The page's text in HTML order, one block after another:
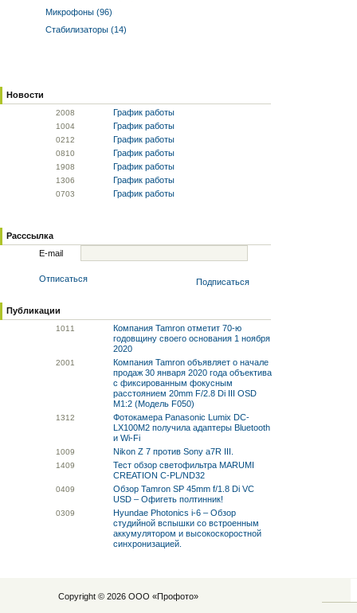
Микрофоны (96)
Стабилизаторы (14)
Новости
2008 График работы
1004 График работы
0212 График работы
0810 График работы
1908 График работы
1306 График работы
0703 График работы
Расссылка
E-mail
Отписаться Подписаться
Публикации
1011
Компания Tamron отметит 70-ю
годовщину своего основания 1 ноября
2020
2001
Компания Tamron объявляет о начале
продаж 30 января 2020 года объектива
с фиксированным фокусным
расстоянием 20mm F/2.8 Di III OSD
M1:2 (Модель F050)
1312
Фотокамера Panasonic Lumix DC-
LX100M2 получила адаптеры Bluetooth
и Wi-Fi
1009 Nikon Z 7 против Sony a7R III.
1409
Тест обзор светофильтра MARUMI
CREATION C-PL/ND32
0409
Обзор Tamron SP 45mm f/1.8 Di VC
USD – Офигеть полтинник!
0309
Hyundae Photonics i-6 – Обзор
студийной вспышки со встроенным
аккумулятором и высокоскоростной
синхронизацией.
Copyright © 2026 ООО «Профото»